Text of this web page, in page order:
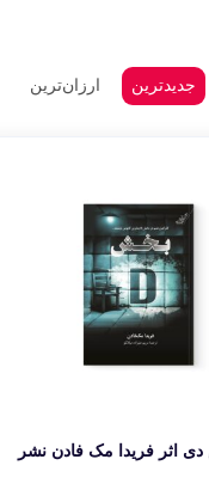
جدیدترین ارزان‌ترین
کتاب بخش دی اثر فریدا مک فادن نشر